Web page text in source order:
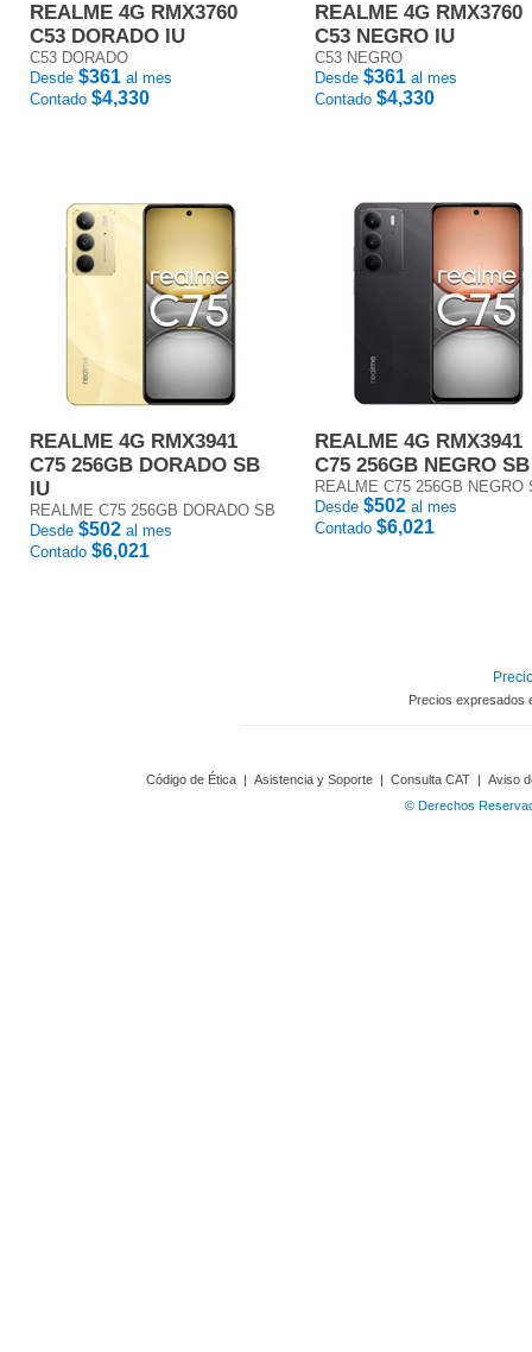
REALME 4G RMX3760
C53 DORADO IU
C53 DORADO
Desde $361 al mes
Contado $4,330
REALME 4G RMX3760
C53 NEGRO IU
C53 NEGRO
Desde $361 al mes
Contado $4,330
REALME 4G RMX3941
C75 256GB DORADO SB
IU
REALME C75 256GB DORADO SB
Desde $502 al mes
Contado $6,021
REALME 4G RMX3941
C75 256GB NEGRO
REALME C75 256GB NEGRO
Desde $502 al mes
Contado $6,021
Precios expresados
Código de Ética | Asistencia y Soporte | Consulta CAT | Aviso
© Derechos